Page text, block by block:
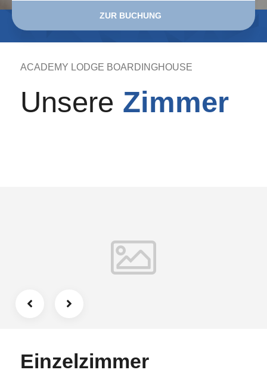
ZUR BUCHUNG
ACADEMY LODGE BOARDINGHOUSE
Unsere Zimmer
Einzelzimmer